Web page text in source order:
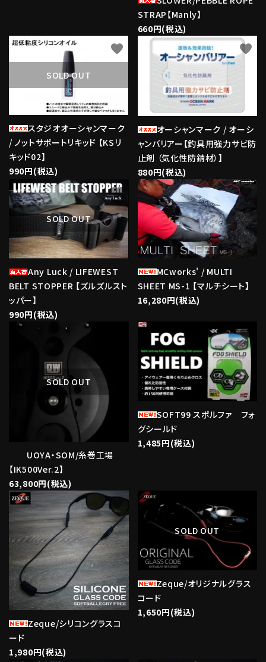
STRAP【Manly】
660円(税込)
SOLD OUT
スタジオオーシャンマーク
/ ノットサポートリキッド 【KSリ
キッド02】
990円(税込)
favorite
オーシャンマーク / オーシ
ャンバリアー【釣具用強力サビ防
止剤 （気化性防錆材）】
880円(税込)
favorite
SOLD OUT
Any Luck / LIFEWEST
BELT STOPPER 【ズルズルスト
ッパー】
990円(税込)
favorite
MCworks' / MULTI
SHEET MS-1 【マルチシート】
16,280円(税込)
favorite
SOLD OUT
UOYA・SOM/糸巻工場
【IK500Ver.2】
63,800円(税込)
SOFT99 スポルファ フォ
グシールド
1,485円(税込)
favorite
Zeque/シリコングラスコ
ード
1,980円(税込)
SOLD OUT
Zeque/オリジナルグラス
コード
1,650円(税込)